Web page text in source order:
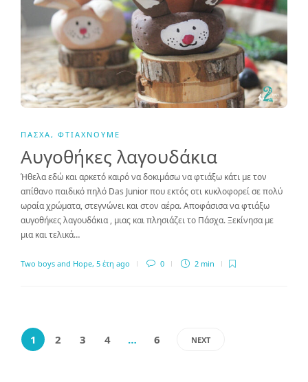
ΠΆΣΧΑ , ΦΤΙΆΧΝΟΥΜΕ
Αυγοθήκες λαγουδάκια
Ήθελα εδώ και αρκετό καιρό να δοκιμάσω να φτιάξω κάτι με τον
απίθανο παιδικό πηλό Das Junior που εκτός οτι κυκλοφορεί σε πολύ
ωραία χρώματα, στεγνώνει και στον αέρα. Αποφάσισα να φτιάξω
αυγοθήκες λαγουδάκια , μιας και πλησιάζει το Πάσχα. Ξεκίνησα με
μια και τελικά…
Two boys and Hope, 5 έτη ago 0 2 min
1 2 3 4 … 6 NEXT